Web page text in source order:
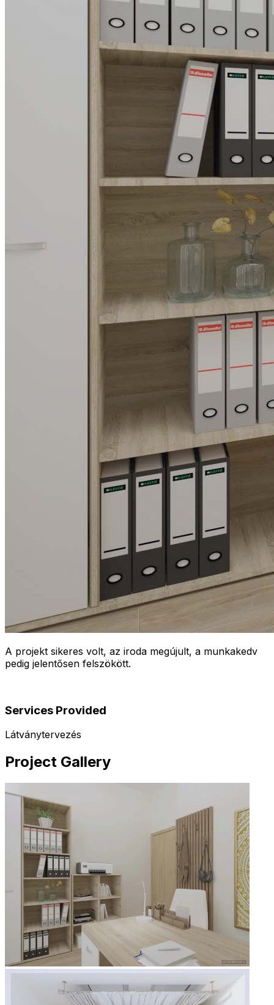
A projekt sikeres volt, az iroda megújult, a munkakedv
pedig jelentősen felszökött.
Services Provided
Látványtervezés
Project Gallery